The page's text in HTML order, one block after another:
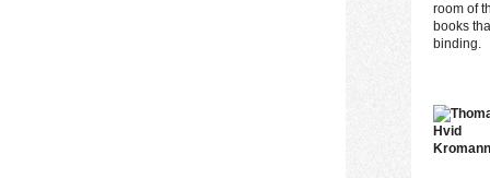
room of
books
binding.